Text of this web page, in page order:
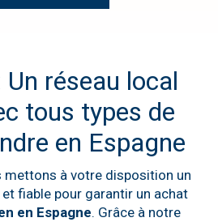
Un réseau local
tous types de
en Espagne
mettons à votre disposition un
fiable pour garantir un achat
en Espagne. Grâce à notre